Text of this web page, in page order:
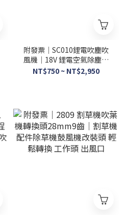
附發票｜SC010鋰電吹塵吹
風機｜18V 鋰電空氣除塵槍
吹風吸氣兩用 通牧田電池 遇
NT$750 ~ NT$2,950